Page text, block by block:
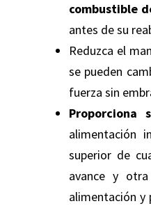
combustible
antes de su
Reduzca el
se pueden
fuerza sin
Proporciona
alimentación
superior de
avance y
alimentación